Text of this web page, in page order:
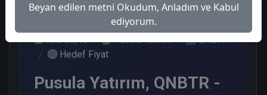
Ana Sayfa Pusula Yatırım
QNBTR
Hedef Fiyat
Pusula Yatırım, QNBTR -
Beyan edilen metni Okudum, Anladım ve Kabul
ediyorum.